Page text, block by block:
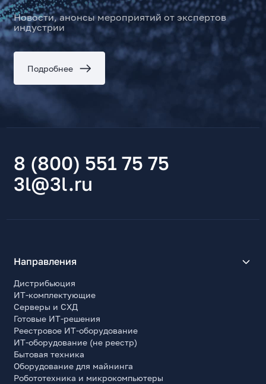
Новости, анонсы мероприятий от экспертов
индустрии
Подробнее
8 (800) 551 75 75
3l@3l.ru
Направления
Дистрибьюция
ИТ-комплектующие
Серверы и СХД
Готовые ИТ-решения
Реестровое ИТ-оборудование
ИТ-оборудование (не реестр)
Бытовая техника
Оборудование для майнинга
Робототехника и микрокомпьютеры